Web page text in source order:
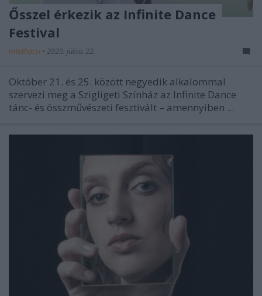
Ősszel érkezik az Infinite Dance
Festival
mtothorsi • 2020. július 22.
Október 21. és 25. között negyedik alkalommal
szervezi meg a Szigligeti Színház az Infinite Dance
tánc- és összművészeti fesztivált – amennyiben ...